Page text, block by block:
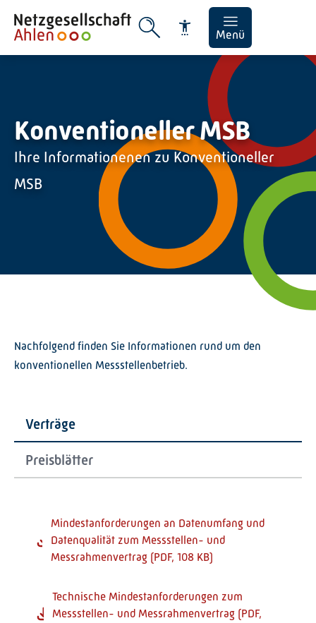
Menü
Konventioneller MSB
Ihre Informationenen zu Konventioneller
MSB
Nachfolgend finden Sie Informationen rund um den
konventionellen Messstellenbetrieb.
Verträge
Preisblätter
Mindestanforderungen an Datenumfang und
Datenqualität zum Messstellen- und
Messrahmenvertrag (PDF, 108 KB)
Technische Mindestanforderungen zum
Messstellen- und Messrahmenvertrag (PDF,
Schrift vergrößern
Schrift verkleinern
Wortabstand
Wortabstand
Zeilenabstand
Zeilenabstand
Animationen
Hoher Kontrast